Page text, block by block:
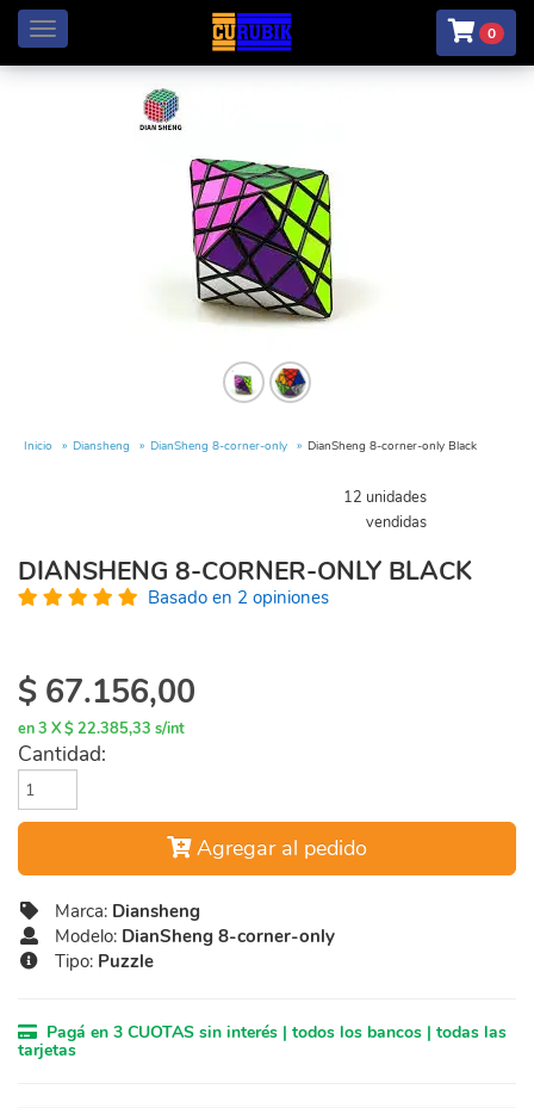
Menú 0
Inicio Diansheng DianSheng 8-corner-only DianSheng 8-corner-only Black
12 unidades
vendidas
DIANSHENG 8-CORNER-ONLY BLACK
Basado en 2 opiniones
$ 67.156,00
en 3 X $ 22.385,33 s/int
Cantidad:
Agregar al pedido
Marca: Diansheng
Modelo: DianSheng 8-corner-only
Tipo: Puzzle
Pagá en 3 CUOTAS sin interés | todos los bancos | todas las
tarjetas